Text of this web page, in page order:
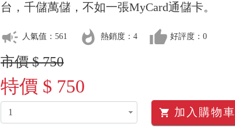
台，千儲萬儲，不如一張MyCard通儲卡。
campaign 人氣值：561 whatshot 熱銷度：4 thumb_up 好評度：0
市價 $ 750
特價 $ 750
shopping_cart 加入購物車